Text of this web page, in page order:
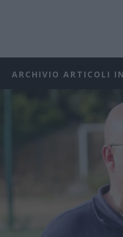
ARCHIVIO ARTICOLI